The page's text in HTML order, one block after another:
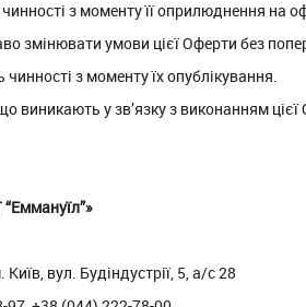
з моменту її оприлюднення на
змінювати умови цієї Оферти без
з моменту їх опублікування.
виникають у зв’язку з виконанням
“Еммануїл”»
вул. Будіндустрії, 5, а/с 28